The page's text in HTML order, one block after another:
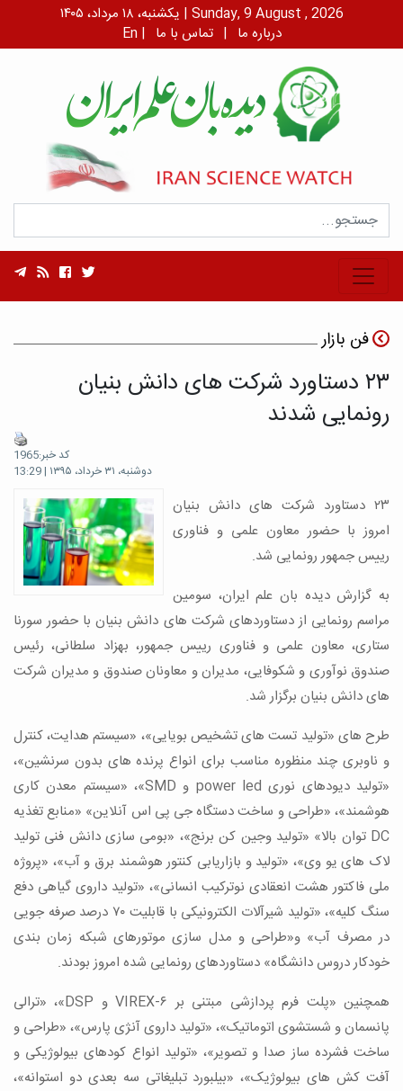
یکشنبه، ۱۸ مرداد، ۱۴۰۵ | Sunday, 9 August , 2026
En | درباره ما | تماس با ما
فن بازار
۲۳ دستاورد شرکت های دانش بنیان
رونمایی شدند
کد خبر:1965
دوشنبه، ۳۱ خرداد، ۱۳۹۵ | 13:29
۲۳ دستاورد شرکت های دانش بنیان
امروز با حضور معاون علمی و فناوری
رییس جمهور رونمایی شد.
به گزارش دیده بان علم ایران، سومین
مراسم رونمایی از دستاوردهای شرکت های دانش بنیان با حضور سورنا
ستاری، معاون علمی و فناوری رییس جمهور، بهزاد سلطانی، رئیس
صندوق نوآوری و شکوفایی، مدیران و معاونان صندوق و مدیران شرکت
های دانش بنیان برگزار شد.
طرح های «تولید تست های تشخیص بویایی»، «سیستم هدایت، کنترل
و ناوبری چند منظوره مناسب برای انواع پرنده های بدون سرنشین»،
«تولید دیودهای نوری power led و SMD»، «سیستم معدن کاری
هوشمند»، «طراحی و ساخت دستگاه جی پی اس آنلاین» «منابع تغذیه
DC توان بالا» «تولید وجین کن برنج»، «بومی سازی دانش فنی تولید
لاک های یو وی»، «تولید و بازاریابی کنتور هوشمند برق و آب»، «پروژه
ملی فاکتور هشت انعقادی نوترکیب انسانی»، «تولید داروی گیاهی دفع
سنگ کلیه»، «تولید شیرآلات الکترونیکی با قابلیت ۷۰ درصد صرفه جویی
در مصرف آب» و«طراحی و مدل سازی موتورهای شبکه زمان بندی
خودکار دروس دانشگاه» دستاوردهای رونمایی شده امروز بودند.
همچنین «پلت فرم پردازشی مبتنی بر VIREX-۶و DSP»، «ترالی
پانسمان و شستشوی اتوماتیک»، «تولید داروی آنژی پارس»، «طراحی و
ساخت فشرده ساز صدا و تصویر»، «تولید انواع کودهای بیولوژیکی و
آفت کش های بیولوژیک»، «بیلبورد تبلیغاتی سه بعدی دو استوانه»،